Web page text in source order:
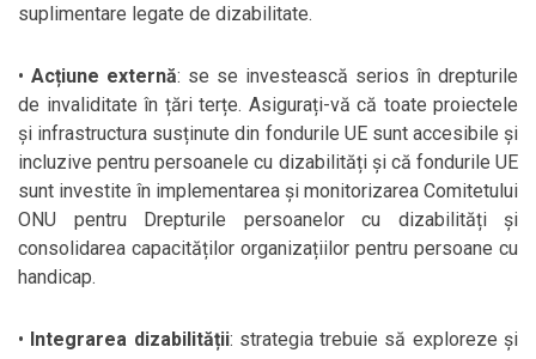
suplimentare legate de dizabilitate.
• Acțiune externă: se se investească serios în drepturile
de invaliditate în țări terțe. Asigurați-vă că toate proiectele
și infrastructura susținute din fondurile UE sunt accesibile și
incluzive pentru persoanele cu dizabilități și că fondurile UE
sunt investite în implementarea și monitorizarea Comitetului
ONU pentru Drepturile persoanelor cu dizabilități și
consolidarea capacităților organizațiilor pentru persoane cu
handicap.
• Integrarea dizabilității: strategia trebuie să exploreze și